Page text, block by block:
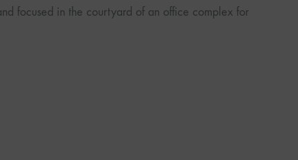
focused in the courtyard of an office complex for